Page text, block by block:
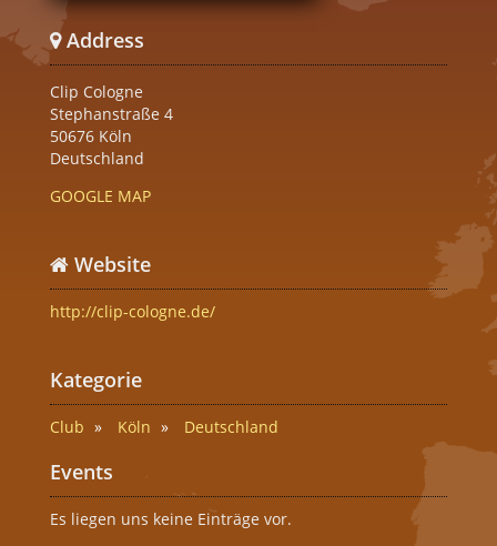
Address
Clip Cologne
Stephanstraße 4
50676 Köln
Deutschland
GOOGLE MAP
Website
http://clip-cologne.de/
Kategorie
Club Köln Deutschland
Events
Es liegen uns keine Einträge vor.